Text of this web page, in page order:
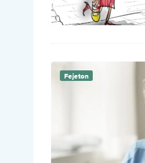
Fejeton